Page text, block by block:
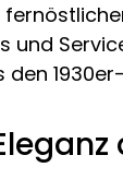
und